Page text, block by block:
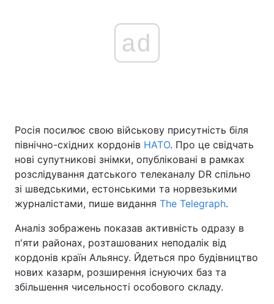
ad
Росія посилює свою військову присутність біля
північно-східних кордонів НАТО. Про це свідчать
нові супутникові знімки, опубліковані в рамках
розслідування датського телеканалу DR спільно
зі шведськими, естонськими та норвезькими
журналістами, пише видання The Telegraph.
Аналіз зображень показав активність одразу в
п'яти районах, розташованих неподалік від
кордонів країн Альянсу. Йдеться про будівництво
нових казарм, розширення існуючих баз та
збільшення чисельності особового складу.